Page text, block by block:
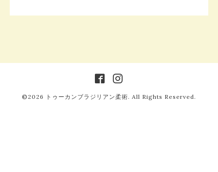
©2026 トゥーカンブラジリアン柔術. All Rights Reserved.